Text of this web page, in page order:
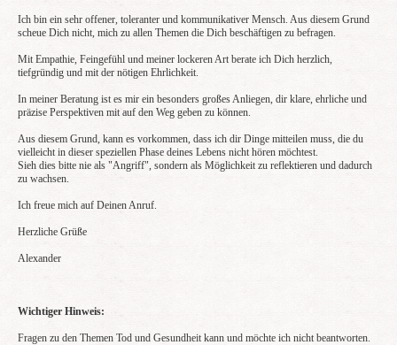
Ich bin ein sehr offener, toleranter und kommunikativer Mensch. Aus diesem Grund
scheue Dich nicht, mich zu allen Themen die Dich beschäftigen zu befragen.
Mit Empathie, Feingefühl und meiner lockeren Art berate ich Dich herzlich,
tiefgründig und mit der nötigen Ehrlichkeit.
In meiner Beratung ist es mir ein besonders großes Anliegen, dir klare, ehrliche und
präzise Perspektiven mit auf den Weg geben zu können.
Aus diesem Grund, kann es vorkommen, dass ich dir Dinge mitteilen muss, die du
vielleicht in dieser speziellen Phase deines Lebens nicht hören möchtest.
Sieh dies bitte nie als "Angriff", sondern als Möglichkeit zu reflektieren und dadurch
zu wachsen.
Ich freue mich auf Deinen Anruf.
Herzliche Grüße
Alexander
Wichtiger Hinweis:
Fragen zu den Themen Tod und Gesundheit kann und möchte ich nicht beantworten.